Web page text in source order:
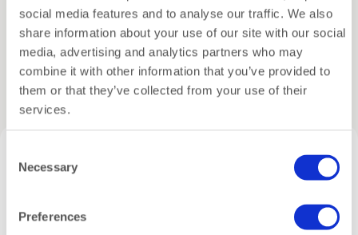
social media features and to analyse our traffic. We also
share information about your use of our site with our social
media, advertising and analytics partners who may
combine it with other information that you’ve provided to
them or that they’ve collected from your use of their
services.
Selection
Necessary
Preferences
Tegelijkertijd biedt de inhoud van 16 liter voldoende
ruimte voor een tweedaagse trip. Zo past er
moeiteloos een outfit, pyjama, toilettas, make-
uptasje, tablet of boek, opladers, bril en kleine
accessoires in.
Slim ingedeeld voor dagelijks gebruik
voorzien van drie buitenvakken. Daardoor heb je
belangrijke items snel bij de hand. Binnenin bevindt
spullen. Bovendien zorgt de stevige constructie
Gerelateerde producten